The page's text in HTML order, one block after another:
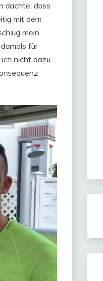
dachte, dass
mit dem
mein
für
nicht dazu